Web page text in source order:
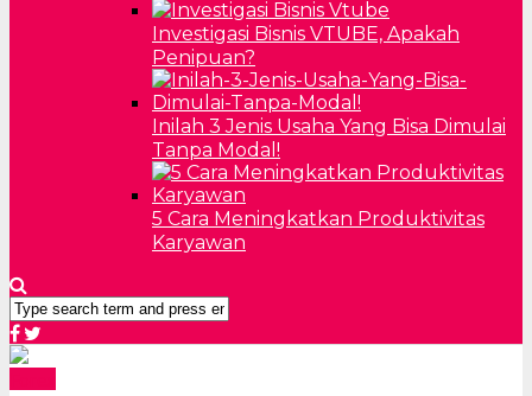
Investigasi Bisnis VTUBE, Apakah
Penipuan?
Inilah 3 Jenis Usaha Yang Bisa Dimulai
Tanpa Modal!
5 Cara Meningkatkan Produktivitas
Karyawan